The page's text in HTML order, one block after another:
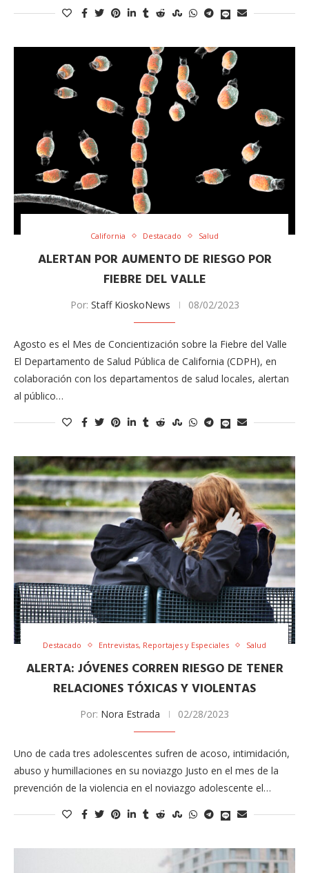
California Destacado Salud
ALERTAN POR AUMENTO DE RIESGO POR
FIEBRE DEL VALLE
Por: Staff KioskoNews 08/02/2023
Agosto es el Mes de Concientización sobre la Fiebre del Valle
El Departamento de Salud Pública de California (CDPH), en
colaboración con los departamentos de salud locales, alertan
al público…
Destacado Entrevistas, Reportajes y Especiales Salud
ALERTA: JÓVENES CORREN RIESGO DE TENER
RELACIONES TÓXICAS Y VIOLENTAS
Por: Nora Estrada 02/28/2023
Uno de cada tres adolescentes sufren de acoso, intimidación,
abuso y humillaciones en su noviazgo Justo ​en el mes de la
prevención de la violencia en el noviazgo adolescente el…